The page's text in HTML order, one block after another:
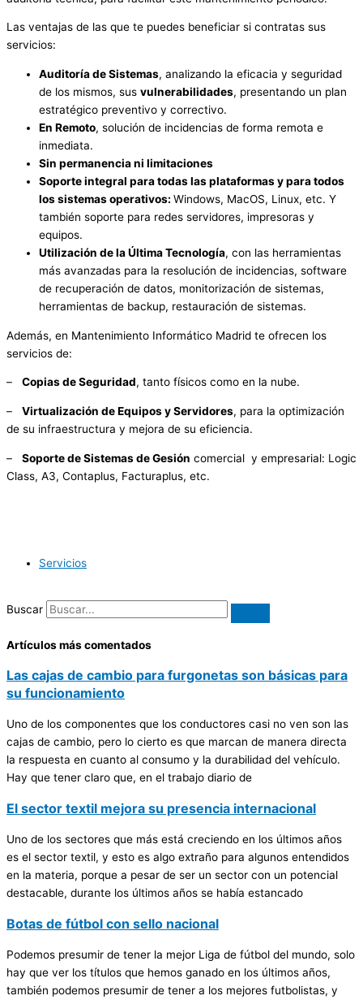
Las ventajas de las que te puedes beneficiar si contratas sus
servicios:
Auditoría de Sistemas, analizando la eficacia y seguridad
de los mismos, sus vulnerabilidades, presentando un plan
estratégico preventivo y correctivo.
En Remoto, solución de incidencias de forma remota e
inmediata.
Sin permanencia ni limitaciones
Soporte integral para todas las plataformas y para todos
los sistemas operativos: Windows, MacOS, Linux, etc. Y
también soporte para redes servidores, impresoras y
equipos.
Utilización de la Última Tecnología, con las herramientas
más avanzadas para la resolución de incidencias, software
de recuperación de datos, monitorización de sistemas,
herramientas de backup, restauración de sistemas.
Además, en Mantenimiento Informático Madrid te ofrecen los
servicios de:
– Copias de Seguridad, tanto físicos como en la nube.
– Virtualización de Equipos y Servidores, para la optimización
de su infraestructura y mejora de su eficiencia.
– Soporte de Sistemas de Gesión comercial y empresarial: Logic
Class, A3, Contaplus, Facturaplus, etc.
Servicios
Buscar
Artículos más comentados
Las cajas de cambio para furgonetas son básicas para
su funcionamiento
Uno de los componentes que los conductores casi no ven son las
cajas de cambio, pero lo cierto es que marcan de manera directa
la respuesta en cuanto al consumo y la durabilidad del vehículo.
Hay que tener claro que, en el trabajo diario de
El sector textil mejora su presencia internacional
Uno de los sectores que más está creciendo en los últimos años
es el sector textil, y esto es algo extraño para algunos entendidos
en la materia, porque a pesar de ser un sector con un potencial
destacable, durante los últimos años se había estancado
Botas de fútbol con sello nacional
Podemos presumir de tener la mejor Liga de fútbol del mundo, solo
hay que ver los títulos que hemos ganado en los últimos años,
también podemos presumir de tener a los mejores futbolistas, y